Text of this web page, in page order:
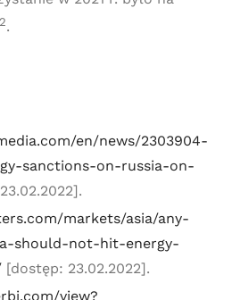
.
en/news/2303904-
sanctions-on-russia-on-
markets/asia/any-
should-not-hit-energy-
[dostęp: 23.02.2022].
view?